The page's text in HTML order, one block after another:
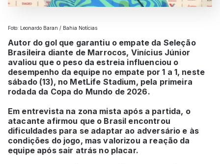
Foto: Leonardo Baran / Bahia Notícias
Autor do gol que garantiu o empate da Seleção
Brasileira diante de Marrocos, Vinícius Júnior
avaliou que o peso da estreia influenciou o
desempenho da equipe no empate por 1 a 1, neste
sábado (13), no MetLife Stadium, pela primeira
rodada da Copa do Mundo de 2026.
Em entrevista na zona mista após a partida, o
atacante afirmou que o Brasil encontrou
dificuldades para se adaptar ao adversário e às
condições do jogo, mas valorizou a reação da
equipe após sair atrás no placar.